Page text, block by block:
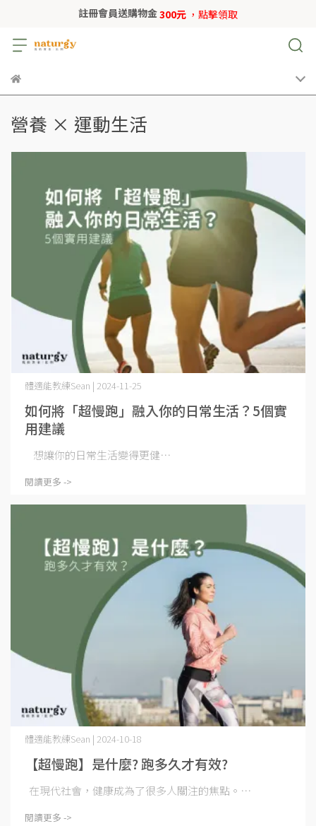
註冊會員送購物金300元 ，點擊領取
營養 × 運動生活
如何將「超慢跑」融入你的日常生活？5個實
用建議
體適能教練Sean | 2024-11-25
想讓你的日常生活變得更健⋯
閱讀更多 ->
【超慢跑】是什麼? 跑多久才有效?
體適能教練Sean | 2024-10-18
在現代社會，健康成為了很多人關注的焦點。⋯
閱讀更多 ->